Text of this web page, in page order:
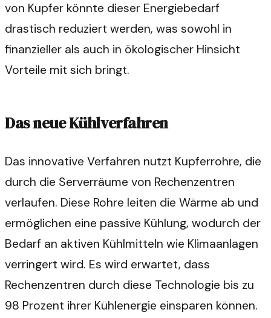
von Kupfer könnte dieser Energiebedarf
drastisch reduziert werden, was sowohl in
finanzieller als auch in ökologischer Hinsicht
Vorteile mit sich bringt.
Das neue Kühlverfahren
Das innovative Verfahren nutzt Kupferrohre, die
durch die Serverräume von Rechenzentren
verlaufen. Diese Rohre leiten die Wärme ab und
ermöglichen eine passive Kühlung, wodurch der
Bedarf an aktiven Kühlmitteln wie Klimaanlagen
verringert wird. Es wird erwartet, dass
Rechenzentren durch diese Technologie bis zu
98 Prozent ihrer Kühlenergie einsparen können.